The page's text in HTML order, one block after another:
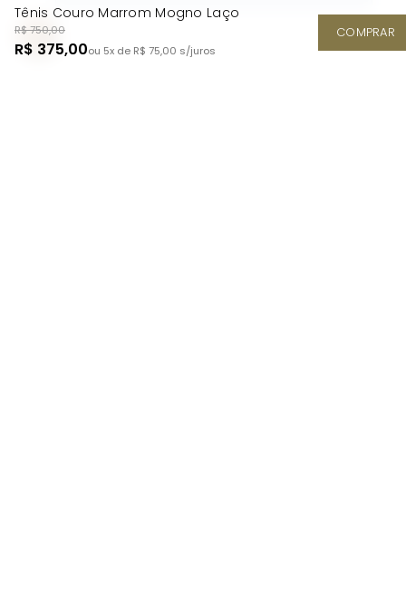
Tênis Couro Marrom Mogno Laço
R$ 750,00
R$ 375,00ou 5x de R$ 75,00 s/juros
COMPRAR